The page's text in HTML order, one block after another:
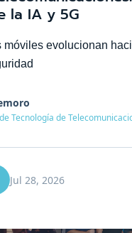
la IA y 5G
móviles evolucionan
Tecnología de
Jul 28, 2026